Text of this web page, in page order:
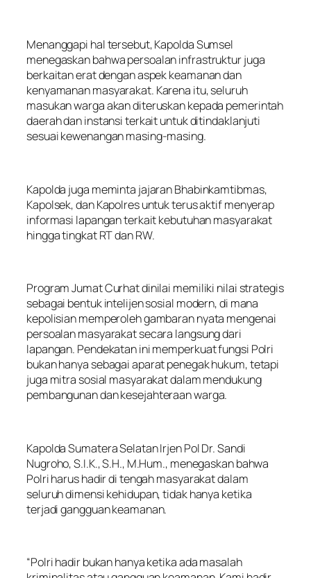
Menanggapi hal tersebut, Kapolda Sumsel
menegaskan bahwa persoalan infrastruktur juga
berkaitan erat dengan aspek keamanan dan
kenyamanan masyarakat. Karena itu, seluruh
masukan warga akan diteruskan kepada pemerintah
daerah dan instansi terkait untuk ditindaklanjuti
sesuai kewenangan masing-masing.
Kapolda juga meminta jajaran Bhabinkamtibmas,
Kapolsek, dan Kapolres untuk terus aktif menyerap
informasi lapangan terkait kebutuhan masyarakat
hingga tingkat RT dan RW.
Program Jumat Curhat dinilai memiliki nilai strategis
sebagai bentuk intelijen sosial modern, di mana
kepolisian memperoleh gambaran nyata mengenai
persoalan masyarakat secara langsung dari
lapangan. Pendekatan ini memperkuat fungsi Polri
bukan hanya sebagai aparat penegak hukum, tetapi
juga mitra sosial masyarakat dalam mendukung
pembangunan dan kesejahteraan warga.
Kapolda Sumatera Selatan Irjen Pol Dr. Sandi
Nugroho, S.I.K., S.H., M.Hum., menegaskan bahwa
Polri harus hadir di tengah masyarakat dalam
seluruh dimensi kehidupan, tidak hanya ketika
terjadi gangguan keamanan.
“Polri hadir bukan hanya ketika ada masalah